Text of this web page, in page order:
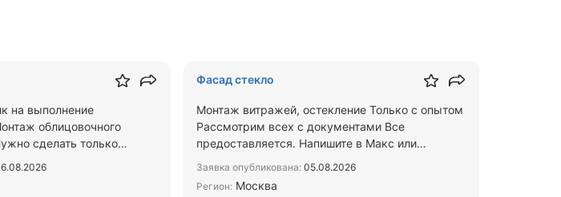
на выполнение
облицовочного
сделать только
Фасад стекло
Монтаж витражей, остекление Только с опытом
Рассмотрим всех с документами Все
предоставляется. Напишите в Макс или
Заявка опубликована:05.08.2026
Регион:Москва